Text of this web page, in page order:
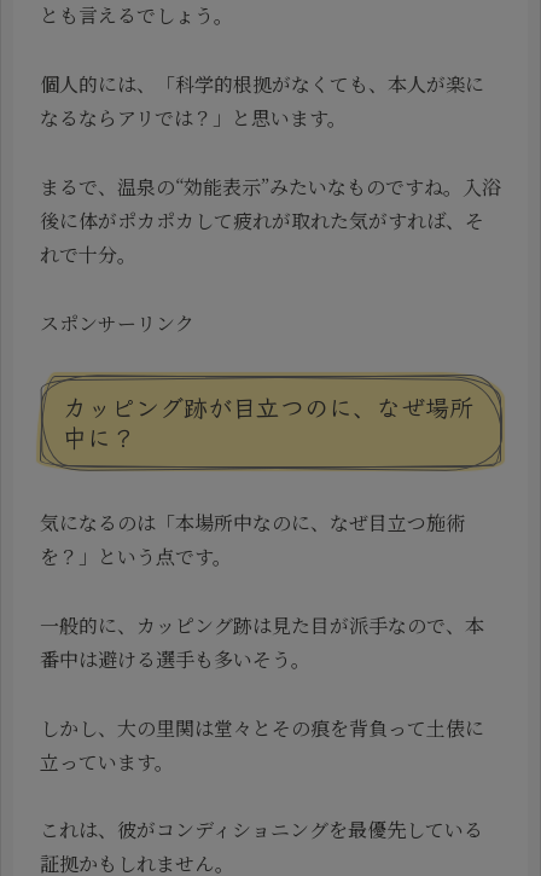
とも言えるでしょう。
個人的には、「科学的根拠がなくても、本人が楽に
なるならアリでは？」と思います。
まるで、温泉の“効能表示”みたいなものですね。入浴
後に体がポカポカして疲れが取れた気がすれば、そ
れで十分。
スポンサーリンク
カッピング跡が目立つのに、なぜ場所
中に？
気になるのは「本場所中なのに、なぜ目立つ施術
を？」という点です。
一般的に、カッピング跡は見た目が派手なので、本
番中は避ける選手も多いそう。
しかし、大の里関は堂々とその痕を背負って土俵に
立っています。
これは、彼がコンディショニングを最優先している
証拠かもしれません。